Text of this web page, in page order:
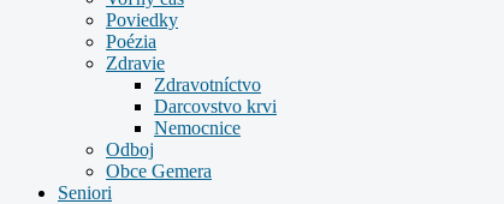
Poviedky
Poézia
Zdravie
Zdravotníctvo
Darcovstvo krvi
Nemocnice
Odboj
Obce Gemera
Seniori